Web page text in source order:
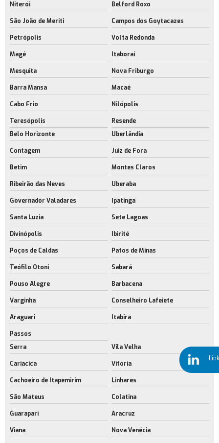
Aluguel de barracão no rio de janeiro
Aluguel de espaço industrial
Aluguel de espaço industrial no rj
Aluguel de espaço para estoque rj
Aluguel de espaço para fabricação rj
Aluguel de galpão com docas no rj
Locação de galpão com docas
Aluguel de galpão para indústria
Aluguel de galpão próximo ao aeroporto rj
Empresa de aluguel de galpão próximo ao aeroporto rj
Aluguel de galpão sustentável
Empresa de aluguel de galpão sustentável
Aluguel de galpões cross docking
Aluguel de galpões cross docking no rio de janeiro
Locação de galpões cross docking
Aluguel de galpões modulares
Empresa de aluguel galpão industrial
Locação de galpão logístico
área industrial para alugar rj
Barracões industriais rio de janeiro
Locação de barracões industriais
Construção de galpão com sustentabilidade rj
Serviço de construção de galpão de sustentabilidade
Niterói Belford Roxo
São João de Meriti Campos dos Goytacazes
Petrópolis Volta Redonda
Magé Itaboraí
Mesquita Nova Friburgo
Barra Mansa Macaé
Cabo Frio Nilópolis
Teresópolis
Resende
Belo Horizonte
Uberlândia
Contagem Juiz de Fora
Betim Montes Claros
Ribeirão das Neves Uberaba
Governador Valadares Ipatinga
Santa Luzia Sete Lagoas
Divinópolis Ibirité
Poços de Caldas Patos de Minas
Teófilo Otoni Sabará
Pouso Alegre Barbacena
Varginha Conselheiro Lafeiete
Araguari Itabira
Passos
Serra
Vila Velha
Cariacica Vitória
Cachoeiro de Itapemirim Linhares
São Mateus Colatina
Guarapari Aracruz
Viana Nova Venécia